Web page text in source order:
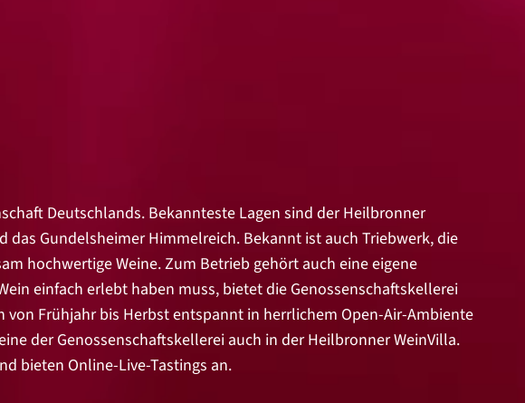
Deutschlands. Bekannteste Lagen sind der Heilbronner
das Gundelsheimer Himmelreich. Bekannt ist auch Triebwerk, die
hochwertige Weine. Zum Betrieb gehört auch eine eigene
einfach erlebt haben muss, bietet die Genossenschaftskellerei
Frühjahr bis Herbst entspannt in herrlichem Open-Air-Ambiente
der Genossenschaftskellerei auch in der Heilbronner WeinVilla.
bieten Online-Live-Tastings an.